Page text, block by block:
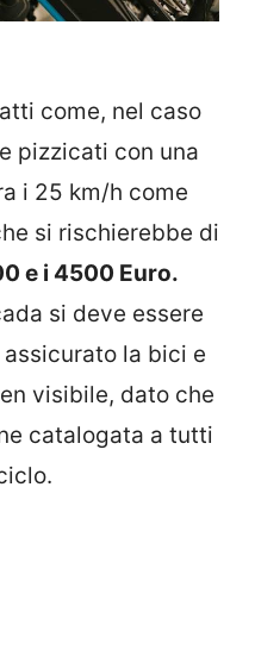
come, nel caso
pizzicati con una
i 25 km/h come
si rischierebbe di
e i 4500 Euro.
si deve essere
la bici e
visibile, dato che
catalogata a tutti